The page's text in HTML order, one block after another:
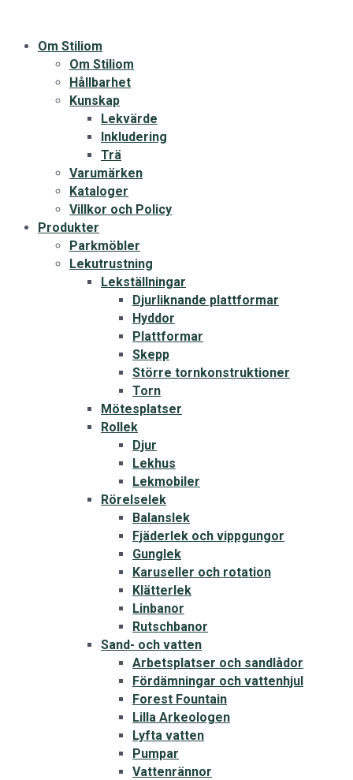
Om Stiliom
Om Stiliom
Hållbarhet
Kunskap
Lekvärde
Inkludering
Trä
Varumärken
Kataloger
Villkor och Policy
Produkter
Parkmöbler
Lekutrustning
Lekställningar
Djurliknande plattformar
Hyddor
Plattformar
Skepp
Större tornkonstruktioner
Torn
Mötesplatser
Rollek
Djur
Lekhus
Lekmobiler
Rörelselek
Balanslek
Fjäderlek och vippgungor
Gunglek
Karuseller och rotation
Klätterlek
Linbanor
Rutschbanor
Sand- och vatten
Arbetsplatser och sandlådor
Fördämningar och vattenhjul
Forest Fountain
Lilla Arkeologen
Lyfta vatten
Pumpar
Vattenrännor